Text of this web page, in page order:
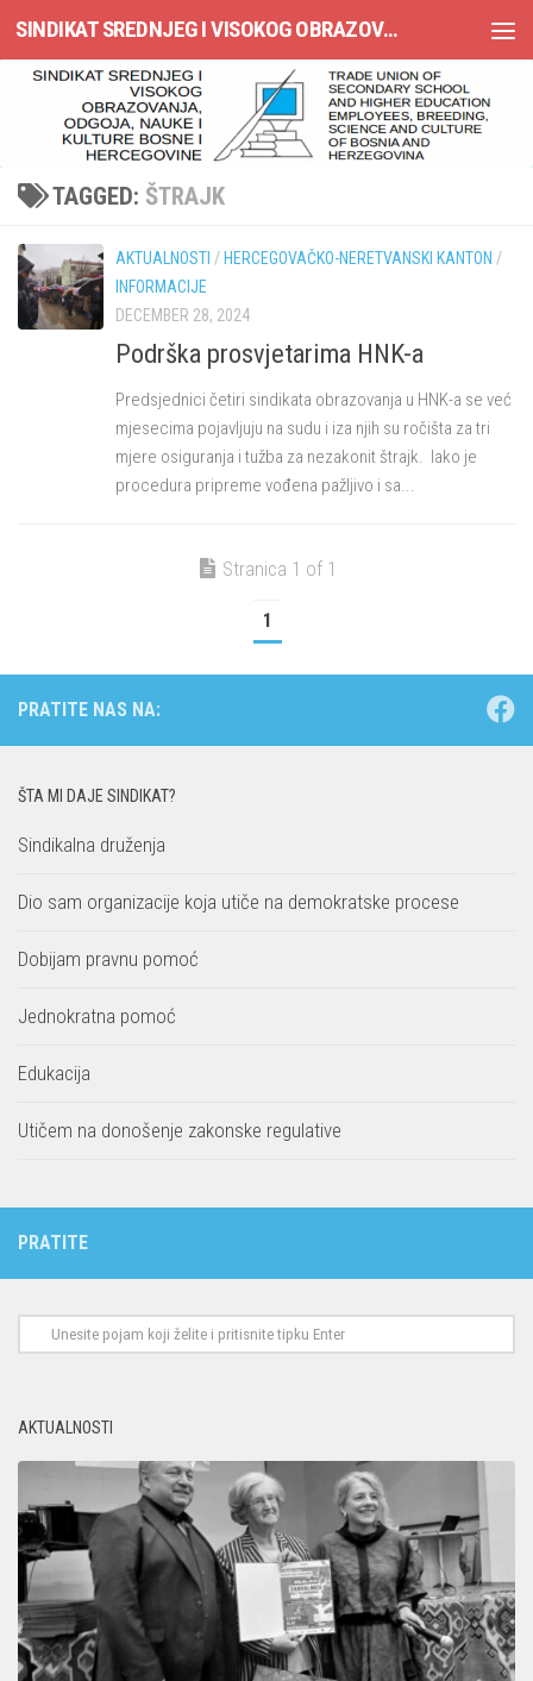
Skip to content SINDIKAT SREDNJEG I VISOKOG OBRAZOVANJA, ODGOJA, NAUKE I KULTURE BOSNE I HERCEGOVINE
TAGGED: ŠTRAJK
AKTUALNOSTI / HERCEGOVAČKO-NERETVANSKI KANTON /
INFORMACIJE
DECEMBER 28, 2024
Podrška prosvjetarima HNK-a
Predsjednici četiri sindikata obrazovanja u HNK-a se već
mjesecima pojavljuju na sudu i iza njih su ročišta za tri
mjere osiguranja i tužba za nezakonit štrajk. Iako je
procedura pripreme vođena pažljivo i sa...
Stranica 1 of 1
1
PRATITE NAS NA:
ŠTA MI DAJE SINDIKAT?
Sindikalna druženja
Dio sam organizacije koja utiče na demokratske procese
Dobijam pravnu pomoć
Jednokratna pomoć
Edukacija
Utičem na donošenje zakonske regulative
PRATITE
AKTUALNOSTI